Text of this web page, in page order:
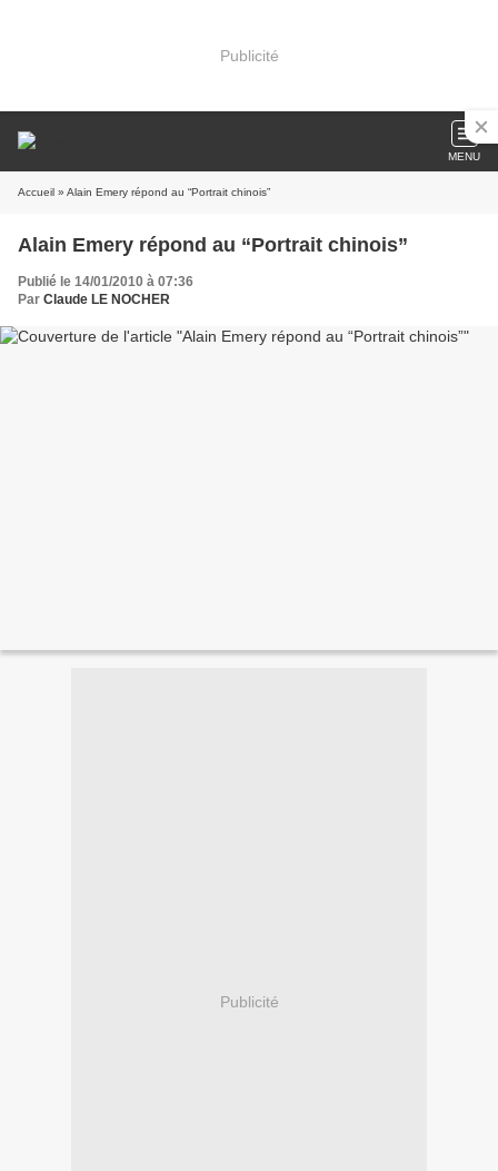
Publicité
MENU
Accueil » Alain Emery répond au “Portrait chinois”
Alain Emery répond au “Portrait chinois”
Publié le 14/01/2010 à 07:36
Par Claude LE NOCHER
Publicité